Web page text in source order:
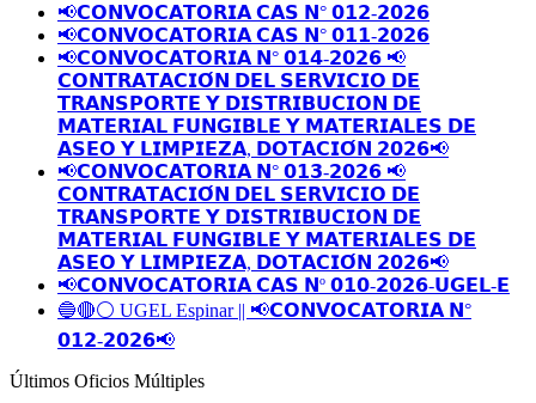
📢𝗖𝗢𝗡𝗩𝗢𝗖𝗔𝗧𝗢𝗥𝗜𝗔 𝗖𝗔𝗦 𝗡° 𝟬𝟭𝟮-𝟮𝟬𝟮𝟲
📢𝗖𝗢𝗡𝗩𝗢𝗖𝗔𝗧𝗢𝗥𝗜𝗔 𝗖𝗔𝗦 𝗡° 𝟬𝟭𝟭-𝟮𝟬𝟮𝟲
📢𝗖𝗢𝗡𝗩𝗢𝗖𝗔𝗧𝗢𝗥𝗜𝗔 𝗡° 𝟬𝟭𝟰-𝟮𝟬𝟮𝟲 📢
𝗖𝗢𝗡𝗧𝗥𝗔𝗧𝗔𝗖𝗜𝗢́𝗡 𝗗𝗘𝗟 𝗦𝗘𝗥𝗩𝗜𝗖𝗜𝗢 𝗗𝗘
𝗧𝗥𝗔𝗡𝗦𝗣𝗢𝗥𝗧𝗘 𝗬 𝗗𝗜𝗦𝗧𝗥𝗜𝗕𝗨𝗖𝗜𝗢𝗡 𝗗𝗘
𝗠𝗔𝗧𝗘𝗥𝗜𝗔𝗟 𝗙𝗨𝗡𝗚𝗜𝗕𝗟𝗘 𝗬 𝗠𝗔𝗧𝗘𝗥𝗜𝗔𝗟𝗘𝗦 𝗗𝗘
𝗔𝗦𝗘𝗢 𝗬 𝗟𝗜𝗠𝗣𝗜𝗘𝗭𝗔, 𝗗𝗢𝗧𝗔𝗖𝗜𝗢́𝗡 𝟮𝟬𝟮𝟲📢
📢𝗖𝗢𝗡𝗩𝗢𝗖𝗔𝗧𝗢𝗥𝗜𝗔 𝗡° 𝟬𝟭𝟯-𝟮𝟬𝟮𝟲 📢
𝗖𝗢𝗡𝗧𝗥𝗔𝗧𝗔𝗖𝗜𝗢́𝗡 𝗗𝗘𝗟 𝗦𝗘𝗥𝗩𝗜𝗖𝗜𝗢 𝗗𝗘
𝗧𝗥𝗔𝗡𝗦𝗣𝗢𝗥𝗧𝗘 𝗬 𝗗𝗜𝗦𝗧𝗥𝗜𝗕𝗨𝗖𝗜𝗢𝗡 𝗗𝗘
𝗠𝗔𝗧𝗘𝗥𝗜𝗔𝗟 𝗙𝗨𝗡𝗚𝗜𝗕𝗟𝗘 𝗬 𝗠𝗔𝗧𝗘𝗥𝗜𝗔𝗟𝗘𝗦 𝗗𝗘
𝗔𝗦𝗘𝗢 𝗬 𝗟𝗜𝗠𝗣𝗜𝗘𝗭𝗔, 𝗗𝗢𝗧𝗔𝗖𝗜𝗢́𝗡 𝟮𝟬𝟮𝟲📢
📢𝗖𝗢𝗡𝗩𝗢𝗖𝗔𝗧𝗢𝗥𝗜𝗔 𝗖𝗔𝗦 𝗡º 𝟬𝟭𝟬-𝟮𝟬𝟮𝟲-𝗨𝗚𝗘𝗟-𝗘
🔵🔴⚪️ UGEL Espinar || 📢𝗖𝗢𝗡𝗩𝗢𝗖𝗔𝗧𝗢𝗥𝗜𝗔 𝗡°
𝟬𝟭𝟮-𝟮𝟬𝟮𝟲📢
Últimos Oficios Múltiples